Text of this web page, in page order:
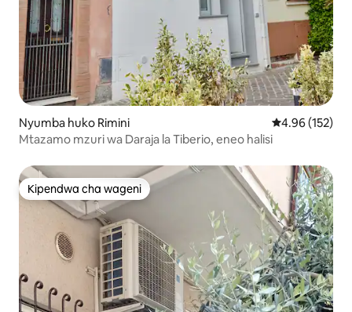
Nyumba huko Rimini Ukadiriaji wa
4.96 (152)
Mtazamo mzuri wa Daraja la Tiberio, eneo halisi
Kipendwa cha wageni
Kipendwa cha wageni